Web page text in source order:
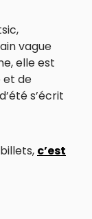
vague
elle est
et de
s’écrit
c’est